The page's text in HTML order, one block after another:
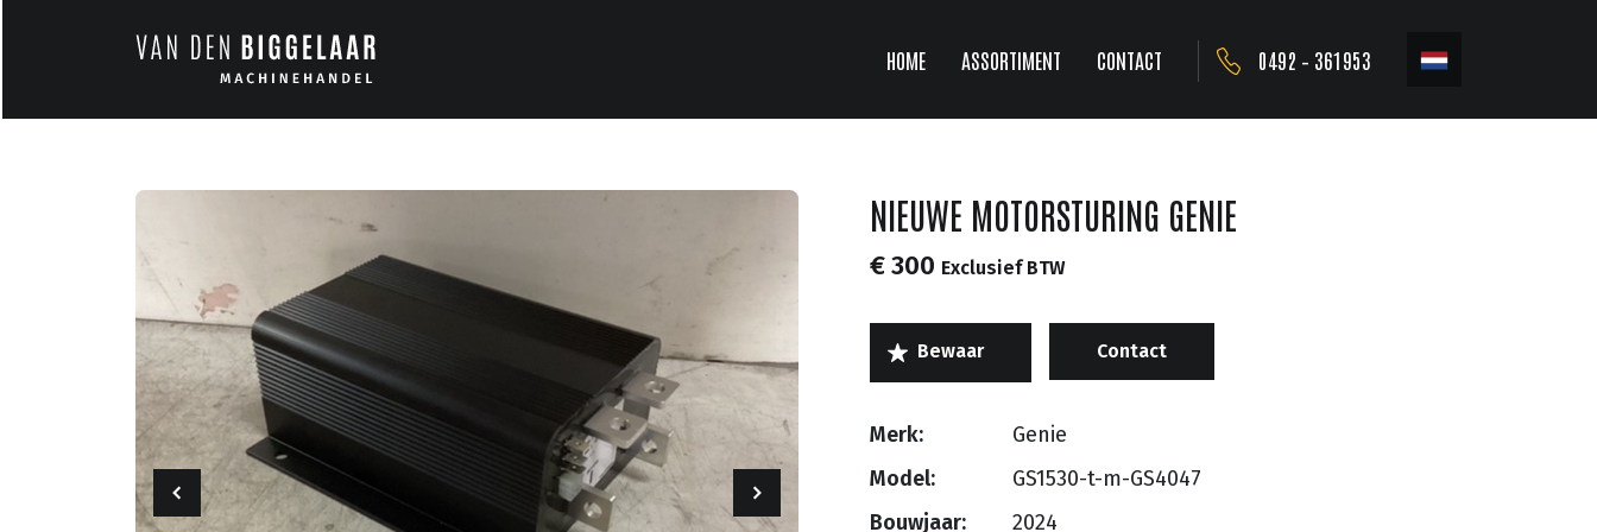
HOME ASSORTIMENT CONTACT 0492 – 361953
NIEUWE MOTORSTURING GENIE
€ 300 Exclusief BTW
Contact
Merk:
Genie
Model:
GS1530-t-m-GS4047
Bouwjaar:
2024